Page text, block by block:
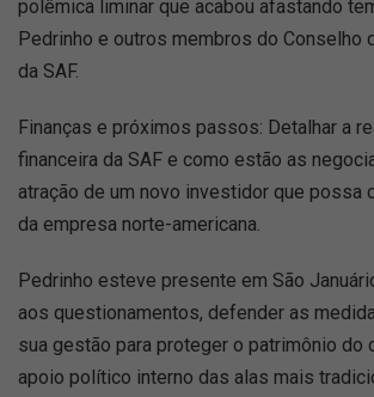
polêmica liminar que acabou afastando
Pedrinho e outros membros do Conselho
da SAF.
Finanças e próximos passos: Detalhar a
financeira da SAF e como estão as
atração de um novo investidor que possa
da empresa norte-americana.
Pedrinho esteve presente em São
aos questionamentos, defender as
sua gestão para proteger o patrimônio do
apoio político interno das alas mais